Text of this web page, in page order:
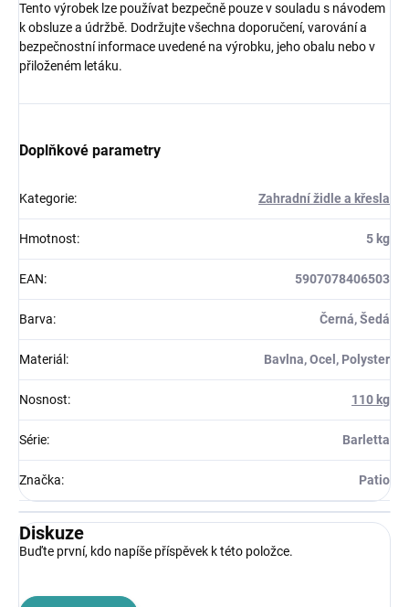
Tento výrobek lze používat bezpečně pouze v souladu s návodem
k obsluze a údržbě. Dodržujte všechna doporučení, varování a
bezpečnostní informace uvedené na výrobku, jeho obalu nebo v
přiloženém letáku.
Doplňkové parametry
Kategorie: Zahradní židle a křesla
Hmotnost: 5 kg
EAN: 5907078406503
Barva: Černá, Šedá
Materiál : Bavlna, Ocel, Polyster
Nosnost: 110 kg
Série: Barletta
Značka: Patio
Diskuze
Buďte první, kdo napíše příspěvek k této položce.